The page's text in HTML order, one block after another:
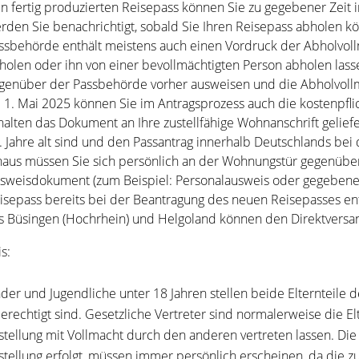
fertig produzierten Reisepass können Sie zu gegebener
Sie benachrichtigt, sobald Sie Ihren Reisepass abholen
enthält meistens auch einen Vordruck der
oder ihn von einer bevollmächtigten Person abholen
der Passbehörde vorher ausweisen und die
1. Mai 2025 können Sie im Antragsprozess auch die
das Dokument an Ihre zustellfähige Wohnanschrift
Jahre alt sind und den Passantrag innerhalb Deutschlands
müssen Sie sich persönlich an der Wohnungstür
(zum Beispiel: Personalausweis oder
bereits bei der Beantragung des neuen Reisepasses
Büsingen (Hochrhein) und Helgoland können den
und Jugendliche unter 18 Jahren stellen beide Elternteile
sind. Gesetzliche Vertreter sind normalerweise die
mit Vollmacht durch den anderen vertreten lassen.